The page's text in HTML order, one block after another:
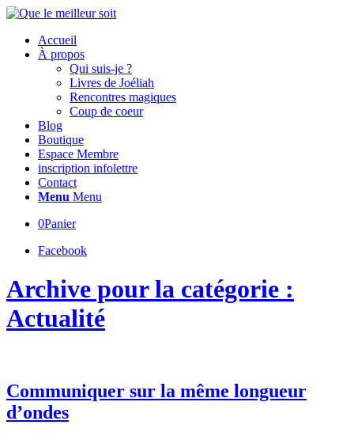
Accueil
À propos
Qui suis-je ?
Livres de Joéliah
Rencontres magiques
Coup de coeur
Blog
Boutique
Espace Membre
inscription infolettre
Contact
Menu Menu
0Panier
Facebook
Archive pour la catégorie :
Actualité
Communiquer sur la même longueur
d’ondes